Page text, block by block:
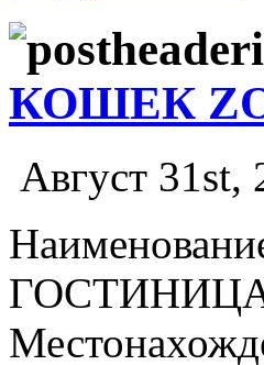
КОШЕК
Август 31st,